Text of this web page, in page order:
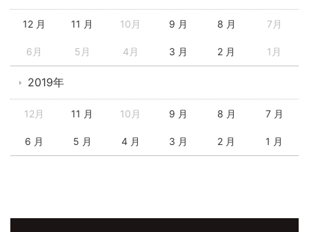
12 月 11 月 10月 9 月 8 月 7月
6月 5月 4月 3 月 2 月 1月
2019年
12月 11 月 10月 9 月 8 月 7 月
6 月 5 月 4 月 3 月 2 月 1 月